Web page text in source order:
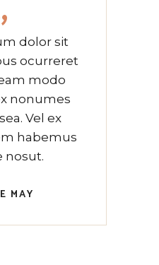
dolor sit
ocurreret
modo
nonumes
Vel ex
habemus
nosut.
MAY